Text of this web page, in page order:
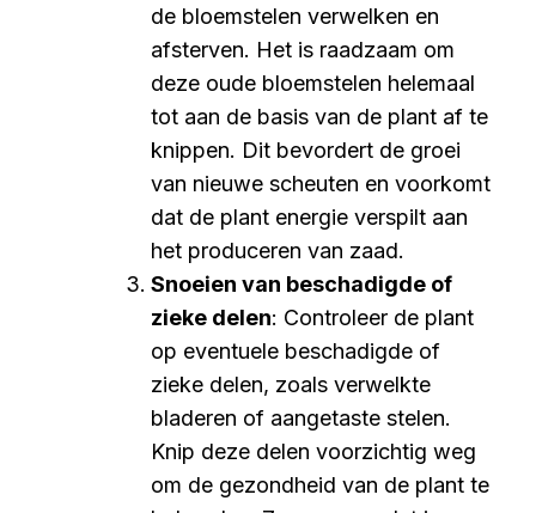
de bloemstelen verwelken en
afsterven. Het is raadzaam om
deze oude bloemstelen helemaal
tot aan de basis van de plant af te
knippen. Dit bevordert de groei
van nieuwe scheuten en voorkomt
dat de plant energie verspilt aan
het produceren van zaad.
Snoeien van beschadigde of
zieke delen: Controleer de plant
op eventuele beschadigde of
zieke delen, zoals verwelkte
bladeren of aangetaste stelen.
Knip deze delen voorzichtig weg
om de gezondheid van de plant te